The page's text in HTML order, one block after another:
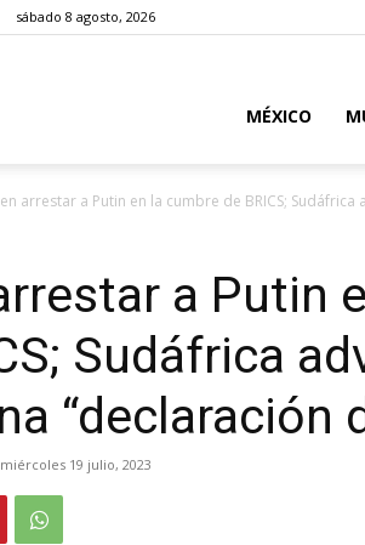
sábado 8 agosto, 2026
MÉXICO
arrestar a Putin en la cumbre de BRICS; Sudáfrica
a Putin
Sudáfrica
“declaración
miércoles 19 julio, 2023